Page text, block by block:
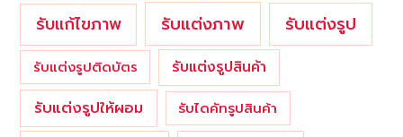
รับแก้ไขภาพ รับแต่งภาพ รับแต่งรูป
รับแต่งรูปติดบัตร รับแต่งรูปสินค้า
รับแต่งรูปให้ผอม รับไดคัทรูปสินค้า